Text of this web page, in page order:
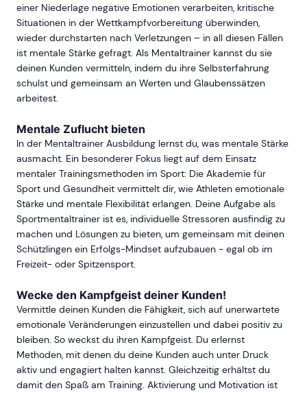
einer Niederlage negative Emotionen verarbeiten, kritische
Situationen in der Wettkampfvorbereitung überwinden,
wieder durchstarten nach Verletzungen – in all diesen Fällen
ist mentale Stärke gefragt. Als Mentaltrainer kannst du sie
deinen Kunden vermitteln, indem du ihre Selbsterfahrung
schulst und gemeinsam an Werten und Glaubenssätzen
arbeitest.
Mentale Zuflucht bieten
In der Mentaltrainer Ausbildung lernst du, was mentale Stärke
ausmacht. Ein besonderer Fokus liegt auf dem Einsatz
mentaler Trainingsmethoden im Sport: Die Akademie für
Sport und Gesundheit vermittelt dir, wie Athleten emotionale
Stärke und mentale Flexibilität erlangen. Deine Aufgabe als
Sportmentaltrainer ist es, individuelle Stressoren ausfindig zu
machen und Lösungen zu bieten, um gemeinsam mit deinen
Schützlingen ein Erfolgs-Mindset aufzubauen - egal ob im
Freizeit- oder Spitzensport.
Wecke den Kampfgeist deiner Kunden!
Vermittle deinen Kunden die Fähigkeit, sich auf unerwartete
emotionale Veränderungen einzustellen und dabei positiv zu
bleiben. So weckst du ihren Kampfgeist. Du erlernst
Methoden, mit denen du deine Kunden auch unter Druck
aktiv und engagiert halten kannst. Gleichzeitig erhältst du
damit den Spaß am Training. Aktivierung und Motivation ist